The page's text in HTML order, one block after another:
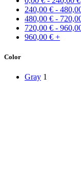
240,00 € -
480,00 € -
720,00 € -
960,00 € +
Color
Gray 1